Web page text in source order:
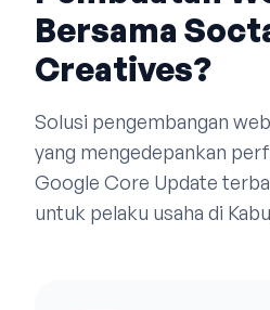
Bersama
Creatives?
Solusi pengembangan
yang mengedepankan
Google Core Update
untuk pelaku usaha di